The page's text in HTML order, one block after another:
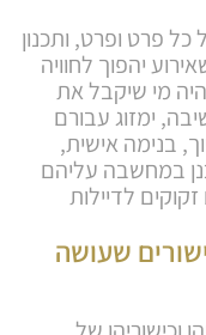
פרט ופרט, ותכנון
יהפוך לחוויה
מי שיקבל את
ימזוג עבורם
בנימה אישית,
במחשבה עליהם
לדיילות
שעושה